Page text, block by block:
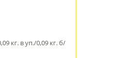
кг. в уп./0,09 кг. б/